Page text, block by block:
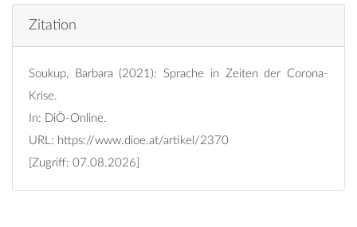
Zitation
Soukup, Barbara (2021): Sprache in Zeiten der Corona-
Krise.
In: DiÖ-Online.
URL: https://www.dioe.at/artikel/2370
[Zugriff: 07.08.2026]